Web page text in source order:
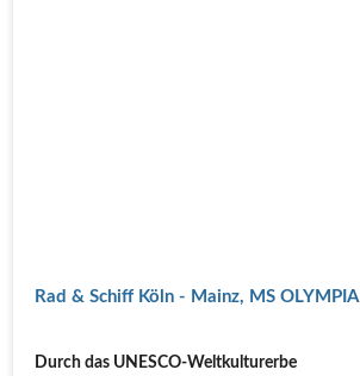
Rad & Schiff Köln - Mainz, MS OLYMPIA
Durch das UNESCO-Weltkulturerbe